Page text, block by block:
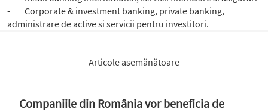
- Corporate & investment banking, private banking,
administrare de active si servicii pentru investitori.
Articole asemănătoare
Companiile din România vor beneficia de